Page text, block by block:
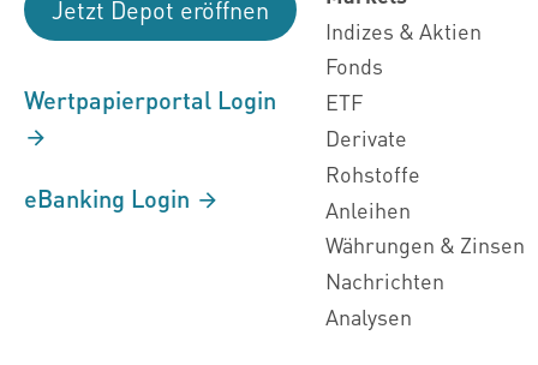
Jetzt Depot eröffnen
Wertpapierportal Login
eBanking Login
Indizes & Aktien
Fonds
ETF
Derivate
Rohstoffe
Anleihen
Währungen & Zinsen
Nachrichten
Analysen